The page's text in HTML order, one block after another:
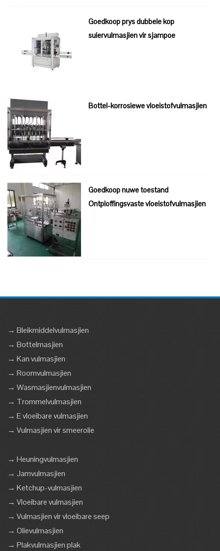
Goedkoop prys dubbele kop
suiervulmasjien vir sjampoe
Bottel-korrosiewe vloeistofvulmasjien
Goedkoop nuwe toestand
Ontploffingsvaste vloeistofvulmasjien
→ Bleikmiddelvulmasjien
→ Bottelmasjien
→ Kan vulmasjien
→ Roomvulmasjien
→ Wasmasjienvulmasjien
→ Trommelvulmasjien
→ E vloeibare vulmasjien
→ Vulmasjien vir smeerolie
→ Heuningvulmasjien
→ Jamvulmasjien
→ Ketchup-vulmasjien
→ Vloeibare vulmasjien
→ Vulmasjien vir vloeibare seep
→ Olievulmasjien
→ Plakvulmasjien plak